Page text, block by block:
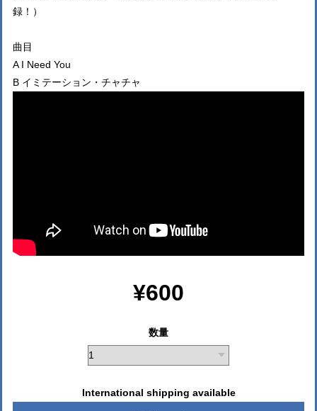
録！）
曲目
A I Need You
B イミテーション・チャチャ
¥600
数量
International shipping available